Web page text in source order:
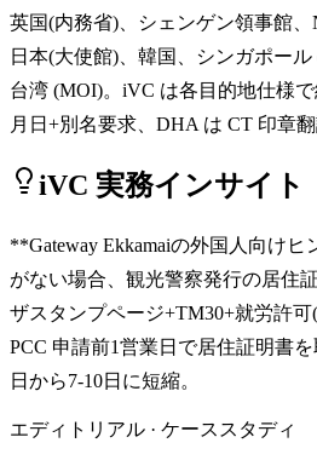
英国(内務省)、シェンゲン領事館、
日本(大使館)、韓国、シンガポール
台湾 (MOI)。iVC は各目的地仕様
月日+別名要求、DHA は CT 印章翻
iVC 実務インサイト
**Gateway Ekkamaiの外国人向け
がない場合、観光警察発行の居住
ザスタンプページ+TM30+就労許
PCC 申請前1営業日で居住証明書
日から7-10日に短縮。
エディトリアル · ケーススタディ